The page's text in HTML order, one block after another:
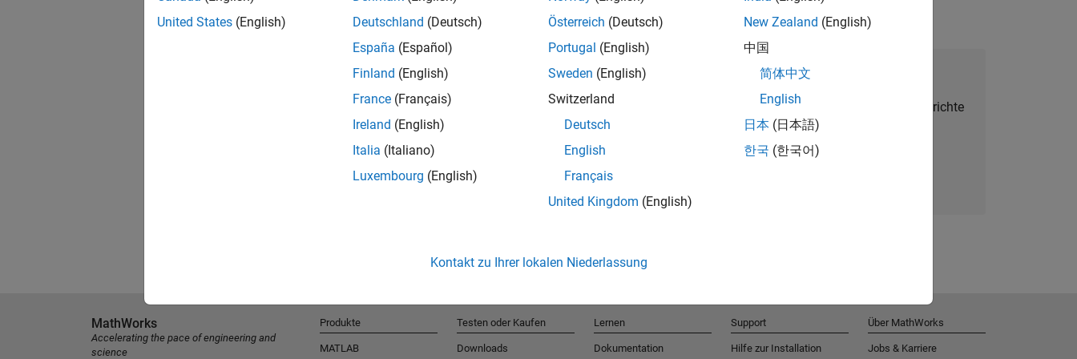
Talent Network beitreten
Erhalten Sie personalisierte Stellenangebote, Berichte
und Unternehmensneuigkeiten.
United States (English)
Deutschland (Deutsch)
España (Español)
Finland (English)
France (Français)
Ireland (English)
Italia (Italiano)
Luxembourg (English)
Österreich (Deutsch)
Portugal (English)
Sweden (English)
Switzerland
Deutsch
English
Français
United Kingdom (English)
New Zealand (English)
中国
简体中文
English
日本 (日本語)
한국 (한국어)
Kontakt zu Ihrer lokalen Niederlassung
MathWorks
Accelerating the pace of engineering and
science
Produkte
MATLAB
Testen oder Kaufen
Downloads
Lernen
Dokumentation
Support
Hilfe zur Installation
Über MathWorks
Jobs & Karriere